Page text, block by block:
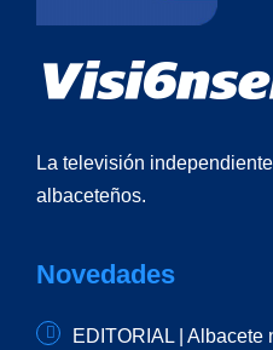
La televisión
albaceteños.
Novedades
EDITORIAL | Albacete